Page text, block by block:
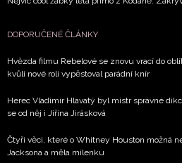
DOPORUČENÉ ČLÁNKY
Hvězda filmu Rebelové se znovu vrací do
kvůli nové roli vypěstoval parádní knír
Herec Vladimír Hlavatý byl mistr správné
se od něj i Jiřina Jirásková
Čtyři věci, které o Whitney Houston možná
Jacksona a měla milenku